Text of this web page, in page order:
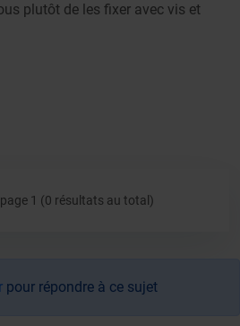
plutôt de les fixer avec vis et
1 (0 résultats au total)
pour répondre à ce sujet